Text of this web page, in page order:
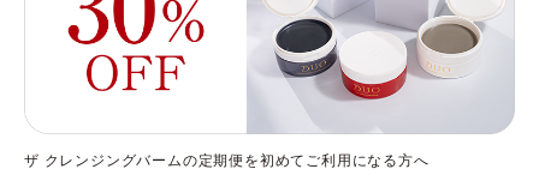
ザ クレンジングバームの定期便を初めてご利用になる方へ